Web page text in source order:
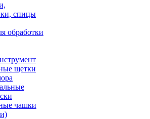
спицы
обработки
щетки
чашки